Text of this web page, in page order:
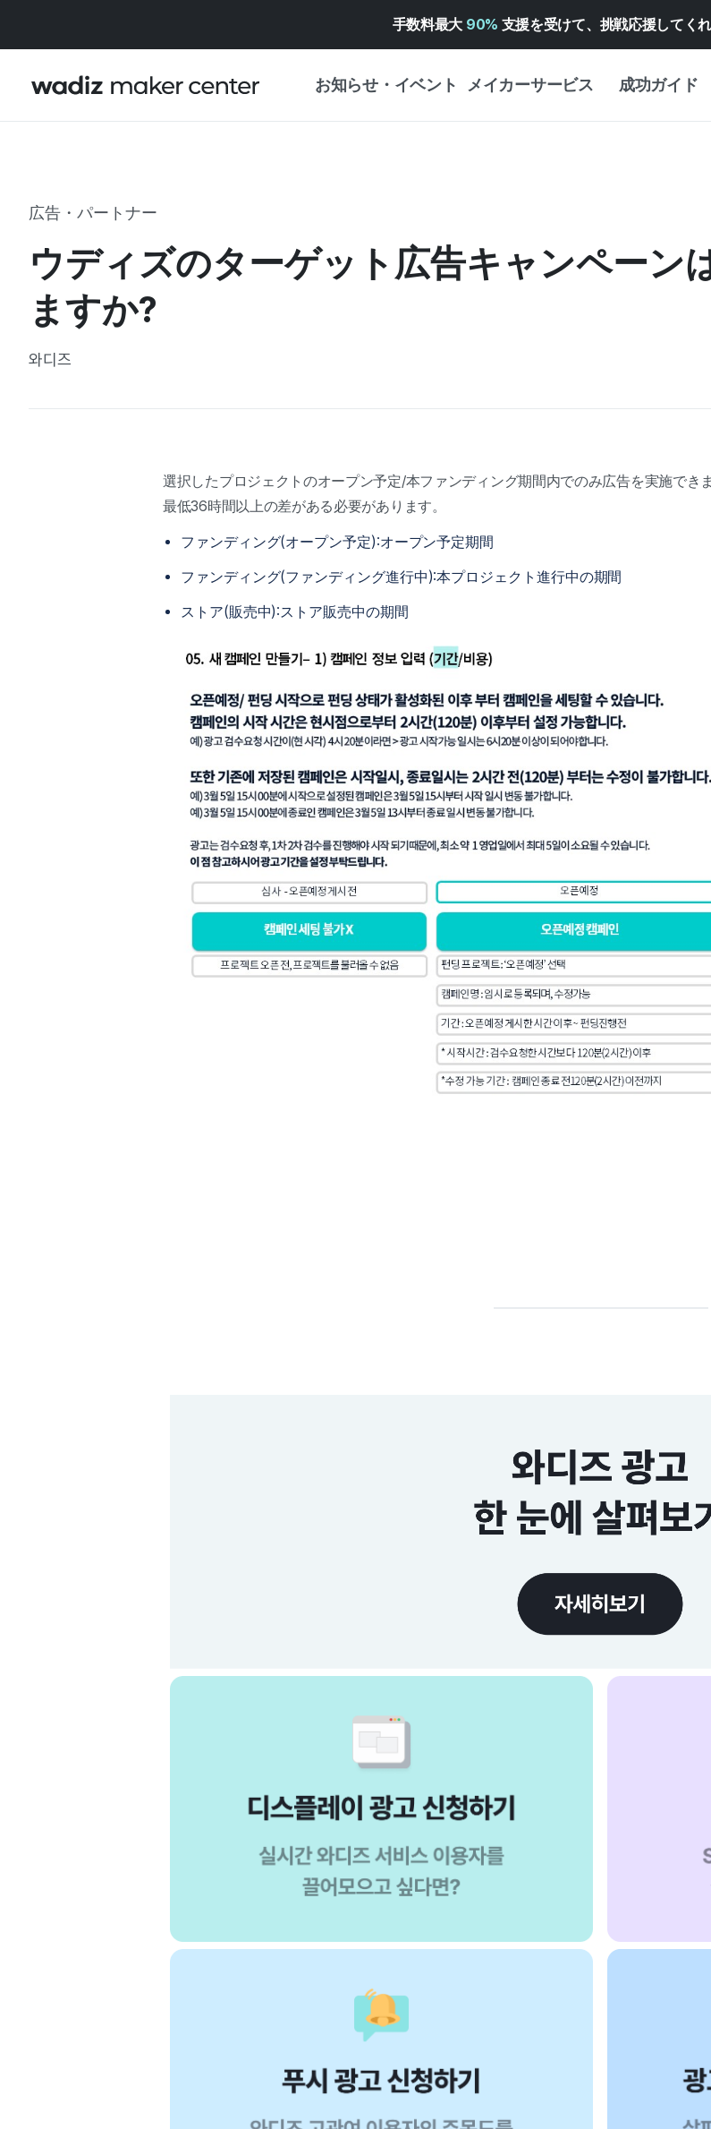
手数料最大 90% 支援を受けて、挑戦応援してく
お知らせ・イベント メイカーサービス 成功ガイド
企画展カレンダー
WADIZアワード ↗︎
成功ストーリー
広告・パートナー
ウディズのターゲット広告キャンペーン
ますか?
와디즈
選択したプロジェクトのオープン予定/本ファンディング期間内でのみ広告を実施でき
最低36時間以上の差がある必要があります。
ファンディング(オープン予定):オープン予定期間
ファンディング(ファンディング進行中):本プロジェクト進行中の期間
ストア(販売中):ストア販売中の期間